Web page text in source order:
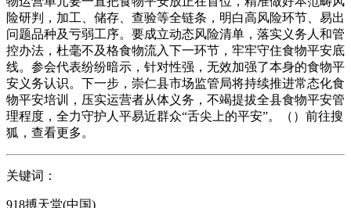
险研判，加工、储存、查验等全链条，明白高风险环节、易出
问题品种及亏弱工序。要成立动态风险清单，落实义务人和管
控办法，杜毫不及格食物流入下一环节，牢牢守住食物平安底
线。参会代表纷纷暗示，针对性强，无效加强了本身的食物平
安义务认识。下一步，崇仁县市场监管局将持续推进常态化食
物平安培训，压实运营者从体义务，不竭提拔全县食物平安管
理程度，全力守护人平易近群众“舌尖上的平安”。（）前往搜
狐，查看更多。
关键词：
918搏天堂(中国)